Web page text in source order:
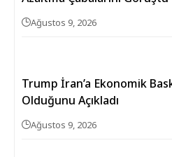
Ağustos 9, 2026
Trump İran’a Ekonomik
Olduğunu Açıkladı
Ağustos 9, 2026